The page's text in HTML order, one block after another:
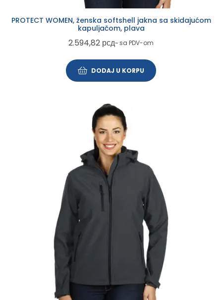
PROTECT WOMEN, ženska softshell jakna sa skidajućom
kapuljačom, plava
2.594,82 рсд~ sa PDV-om
DODAJ U KORPU